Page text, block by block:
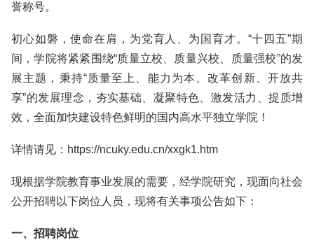
誉称号。
初心如磐，使命在肩，为党育人、为国育才。“十四五”期
间，学院将紧紧围绕“质量立校、质量兴校、质量强校”的发
展主题，秉持“质量至上、能力为本、改革创新、开放共
享”的发展理念，夯实基础、凝聚特色、激发活力、提质增
效，全面加快建设特色鲜明的国内高水平独立学院！
详情请见：https://ncuky.edu.cn/xxgk1.htm
现根据学院教育事业发展的需要，经学院研究，现面向社会
公开招聘以下岗位人员，现将有关事项公告如下：
一、招聘岗位